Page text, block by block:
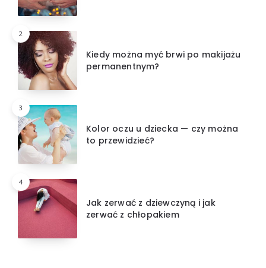
2
Kiedy można myć brwi po makijażu
permanentnym?
3
Kolor oczu u dziecka — czy można
to przewidzieć?
4
Jak zerwać z dziewczyną i jak
zerwać z chłopakiem